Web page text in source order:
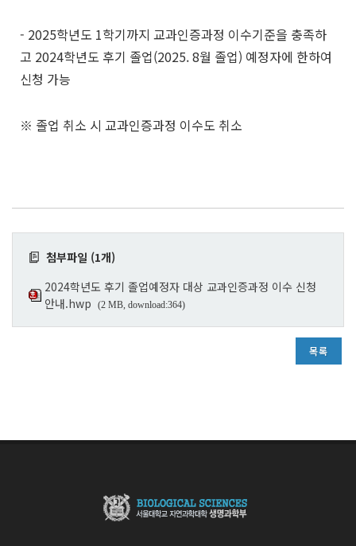
- 2025학년도 1학기까지 교과인증과정 이수기준을 충족하
고 2024학년도 후기 졸업(2025. 8월 졸업) 예정자에 한하여
신청 가능
※ 졸업 취소 시 교과인증과정 이수도 취소
첨부파일 (1개)
2024학년도 후기 졸업예정자 대상 교과인증과정 이수 신청
안내.hwp
(2 MB, download:364)
목록